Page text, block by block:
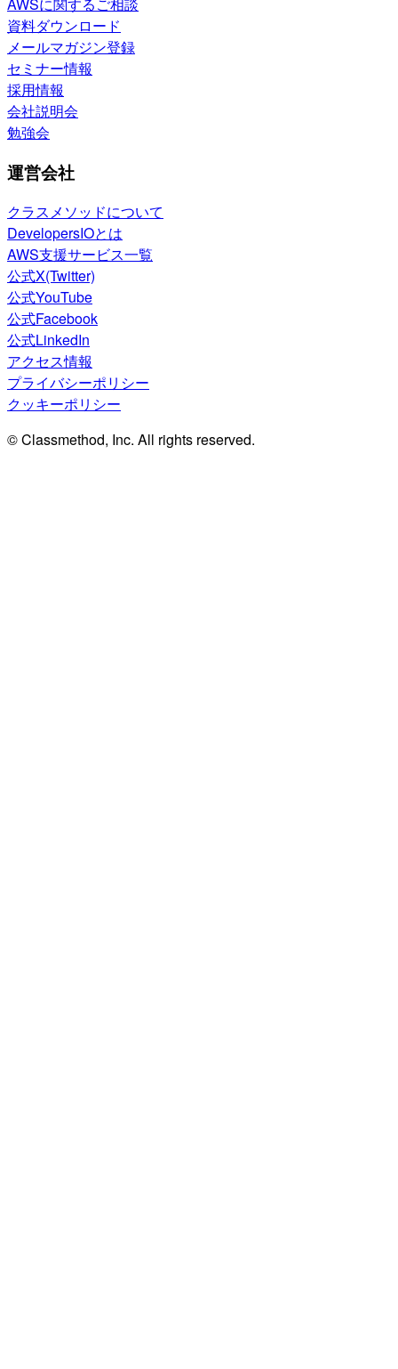
資料ダウンロード
メールマガジン登録
セミナー情報
採用情報
会社説明会
勉強会
運営会社
クラスメソッドについて
DevelopersIOとは
AWS支援サービス一覧
公式X(Twitter)
公式YouTube
公式Facebook
公式LinkedIn
アクセス情報
プライバシーポリシー
クッキーポリシー
© Classmethod, Inc. All rights reserved.